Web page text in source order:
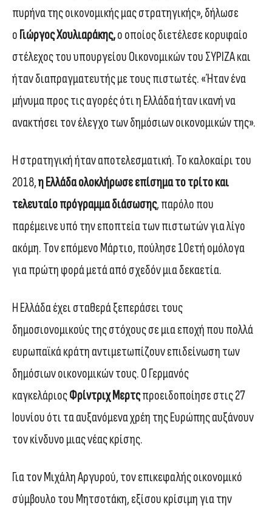
πυρήνα της οικονομικής μας στρατηγικής», δήλωσε
ο Γιώργος Χουλιαράκης,ο οποίος διετέλεσε κορυφαίο
στέλεχος του υπουργείου Οικονομικών του ΣΥΡΙΖΑ και
ήταν διαπραγματευτής με τους πιστωτές. «Ήταν ένα
μήνυμα προς τις αγορές ότι η Ελλάδα ήταν ικανή να
ανακτήσει τον έλεγχο των δημόσιων οικονομικών της».
Η στρατηγική ήταν αποτελεσματική. Το καλοκαίρι του
2018,η Ελλάδα ολοκλήρωσε επίσημα το τρίτο και
τελευταίο πρόγραμμα διάσωσης, παρόλο που
παρέμεινε υπό την εποπτεία των πιστωτών για λίγο
ακόμη. Τον επόμενο Μάρτιο, πούλησε 10ετή ομόλογα
για πρώτη φορά μετά από σχεδόν μια δεκαετία.
Η Ελλάδα έχει σταθερά ξεπεράσει τους
δημοσιονομικούς της στόχους σε μια εποχή που πολλά
ευρωπαϊκά κράτη αντιμετωπίζουν επιδείνωση των
δημόσιων οικονομικών τους. Ο Γερμανός
καγκελάριοςΦρίντριχ Μερτςπροειδοποίησε στις 27
Ιουνίου ότι τα αυξανόμενα χρέη της Ευρώπης αυξάνουν
τον κίνδυνο μιας νέας κρίσης.
Για τον Μιχάλη Αργυρού, τον επικεφαλής οικονομικό
σύμβουλο του Μητσοτάκη, εξίσου κρίσιμη για την